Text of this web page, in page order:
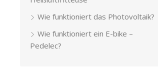
Wie funktioniert das Photovoltaik?
Wie funktioniert ein E-bike –
Pedelec?